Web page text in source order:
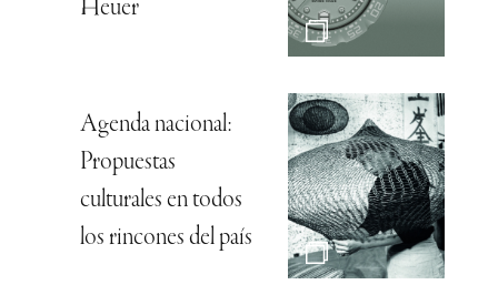
Heuer
Agenda nacional:
Propuestas
culturales en todos
los rincones del país